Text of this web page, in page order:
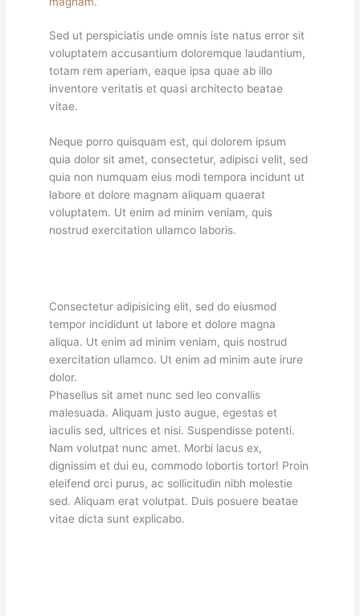
Sed ut perspiciatis unde omnis iste natus error sit
voluptatem accusantium doloremque laudantium,
totam rem aperiam, eaque ipsa quae ab illo
inventore veritatis et quasi architecto beatae
vitae.
Neque porro quisquam est, qui dolorem ipsum
quia dolor sit amet, consectetur, adipisci velit, sed
quia non numquam eius modi tempora incidunt ut
labore et dolore magnam aliquam quaerat
voluptatem. Ut enim ad minim veniam, quis
nostrud exercitation ullamco laboris.
Consectetur adipisicing elit, sed do eiusmod
tempor incididunt ut labore et dolore magna
aliqua. Ut enim ad minim veniam, quis nostrud
exercitation ullamco. Ut enim ad minim aute irure
dolor.
Phasellus sit amet nunc sed leo convallis
malesuada. Aliquam justo augue, egestas et
iaculis sed, ultrices et nisi. Suspendisse potenti.
Nam volutpat nunc amet. Morbi lacus ex,
dignissim et dui eu, commodo lobortis tortor! Proin
eleifend orci purus, ac sollicitudin nibh molestie
sed. Aliquam erat volutpat. Duis posuere beatae
vitae dicta sunt explicabo.